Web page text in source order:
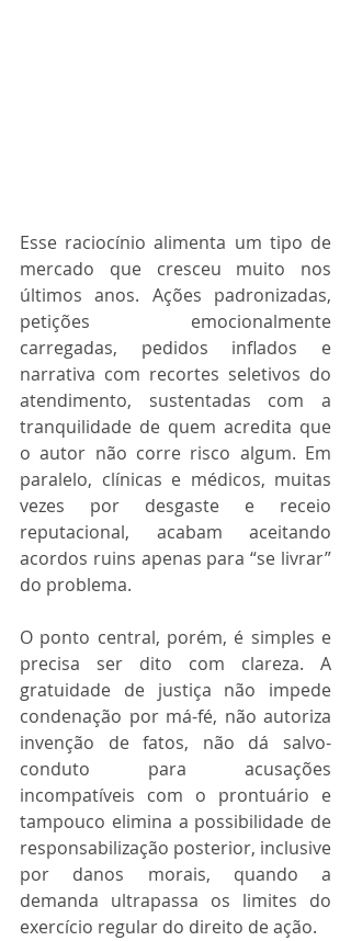
Esse raciocínio alimenta um tipo de
mercado que cresceu muito nos
últimos anos. Ações padronizadas,
petições emocionalmente
carregadas, pedidos inflados e
narrativa com recortes seletivos do
atendimento, sustentadas com a
tranquilidade de quem acredita que
o autor não corre risco algum. Em
paralelo, clínicas e médicos, muitas
vezes por desgaste e receio
reputacional, acabam aceitando
acordos ruins apenas para “se livrar”
do problema.
O ponto central, porém, é simples e
precisa ser dito com clareza. A
gratuidade de justiça não impede
condenação por má-fé, não autoriza
invenção de fatos, não dá salvo-
conduto para acusações
incompatíveis com o prontuário e
tampouco elimina a possibilidade de
responsabilização posterior, inclusive
por danos morais, quando a
demanda ultrapassa os limites do
exercício regular do direito de ação.